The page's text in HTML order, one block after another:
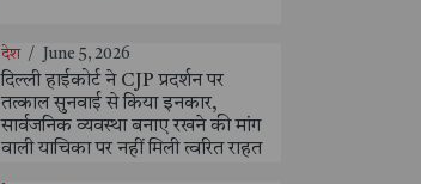
देश / June 5, 2026
दिल्ली हाईकोर्ट ने CJP प्रदर्शन पर
तत्काल सुनवाई से किया इनकार,
सार्वजनिक व्यवस्था बनाए रखने की मांग
वाली याचिका पर नहीं मिली त्वरित राहत